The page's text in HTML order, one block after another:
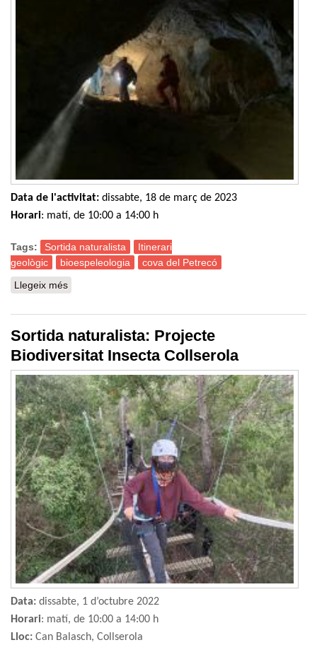
Data de l'activitat: dissabte, 18 de març de 2023
Horari: matí, de 10:00 a 14:00 h
Tags: Sortida naturalista
Itinerari
geològic
bioespeleologia
cova del Petrecó
Llegeix més
Sortida naturalista: Projecte
Biodiversitat Insecta Collserola
Data: dissabte, 1 d’octubre 2022
Horari: matí, de 10:00 a 14:00 h
Lloc: Can Balasch, Collserola